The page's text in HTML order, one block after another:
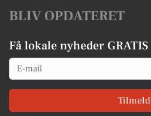
BLIV OPDATERET
Få lokale nyheder GRATIS
Email
Tilmeld